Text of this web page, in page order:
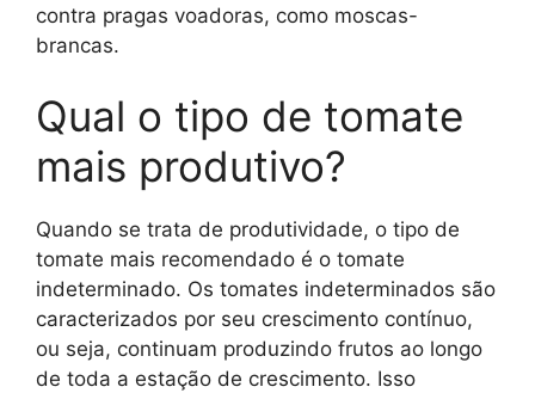
contra pragas voadoras, como moscas-
brancas.
Qual o tipo de tomate
mais produtivo?
Quando se trata de produtividade, o tipo de
tomate mais recomendado é o tomate
indeterminado. Os tomates indeterminados são
caracterizados por seu crescimento contínuo,
ou seja, continuam produzindo frutos ao longo
de toda a estação de crescimento. Isso